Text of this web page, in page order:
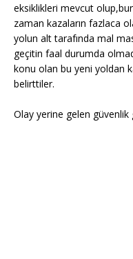
eksiklikleri mevcut
zaman kazaların fazlaca
yolun alt tarafında mal
geçitin faal durumda
konu olan bu yeni yoldan
belirttiler.
Olay yerine gelen güvenlik